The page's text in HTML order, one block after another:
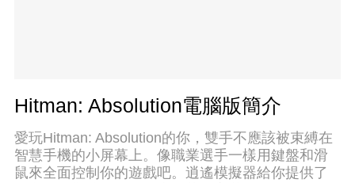
Hitman: Absolution電腦版簡介
愛玩Hitman: Absolution的你，雙手不應該被束縛在
智慧手機的小屏幕上。像職業選手一樣用鍵盤和滑
鼠來全面控制你的遊戲吧。逍遙模擬器給你提供了